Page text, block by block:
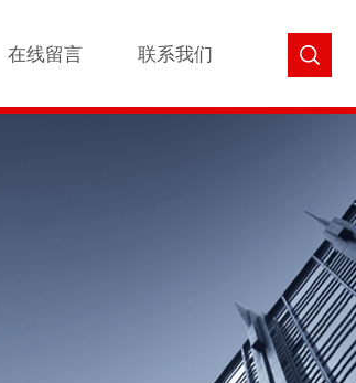
在线留言 联系我们